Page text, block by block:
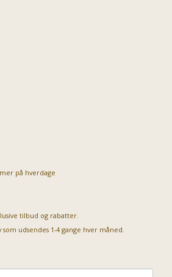
på hverdage
tilbud og rabatter.
udsendes 1-4 gange hver måned.